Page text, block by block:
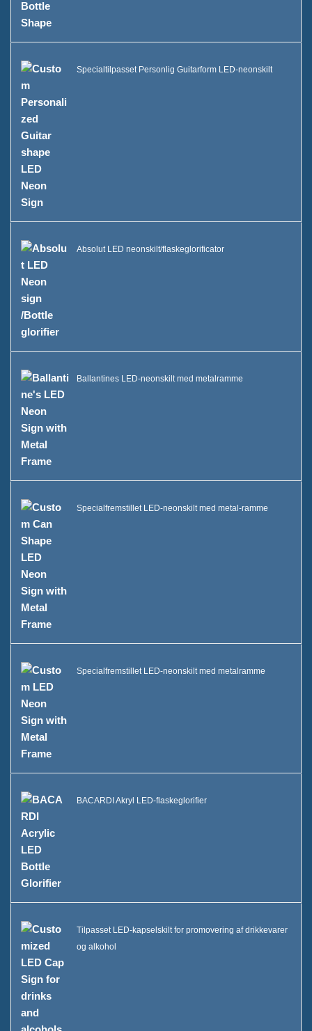
Specialtilpasset Personlig Guitarform LED-neonskilt
Absolut LED neonskilt/flaskeglorificator
Ballantines LED-neonskilt med metalramme
Specialfremstillet LED-neonskilt med metal-ramme
Specialfremstillet LED-neonskilt med metalramme
BACARDI Akryl LED-flaskeglorifier
Tilpasset LED-kapselskilt for promovering af drikkevarer
og alkohol